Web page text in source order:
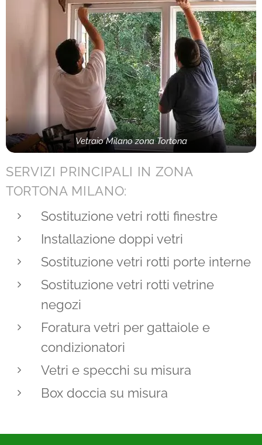
Vetraio Milano zona Tortona
SERVIZI PRINCIPALI IN ZONA
TORTONA MILANO:
Sostituzione vetri rotti finestre
Installazione doppi vetri
Sostituzione vetri rotti porte interne
Sostituzione vetri rotti vetrine
negozi
Foratura vetri per gattaiole e
condizionatori
Vetri e specchi su misura
Box doccia su misura